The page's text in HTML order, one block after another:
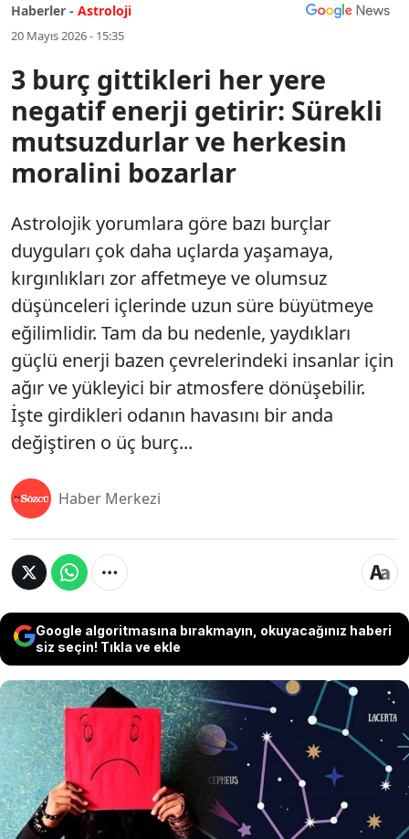
Haberler - Astroloji
20 Mayıs 2026 - 15:35
3 burç gittikleri her yere
negatif enerji getirir: Sürekli
mutsuzdurlar ve herkesin
moralini bozarlar
Astrolojik yorumlara göre bazı burçlar
duyguları çok daha uçlarda yaşamaya,
kırgınlıkları zor affetmeye ve olumsuz
düşünceleri içlerinde uzun süre büyütmeye
eğilimlidir. Tam da bu nedenle, yaydıkları
güçlü enerji bazen çevrelerindeki insanlar için
ağır ve yükleyici bir atmosfere dönüşebilir.
İşte girdikleri odanın havasını bir anda
değiştiren o üç burç...
Haber Merkezi
Google algoritmasına bırakmayın, okuyacağınız haberi
siz seçin! Tıkla ve ekle
Astrolojik yorumlara göre bazı burçlar duyguları
çok daha uçlarda yaşamaya, kırgınlıkları zor
affetmeye ve olumsuz düşünceleri içlerinde uzun
süre büyütmeye eğilimlidir. Tam da bu nedenle,
yaydıkları güçlü enerji bazen çevrelerindeki
insanlar için ağır ve yükleyici bir atmosfere